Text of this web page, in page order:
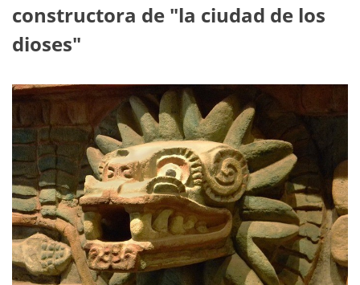
constructora de "la ciudad de los
dioses"